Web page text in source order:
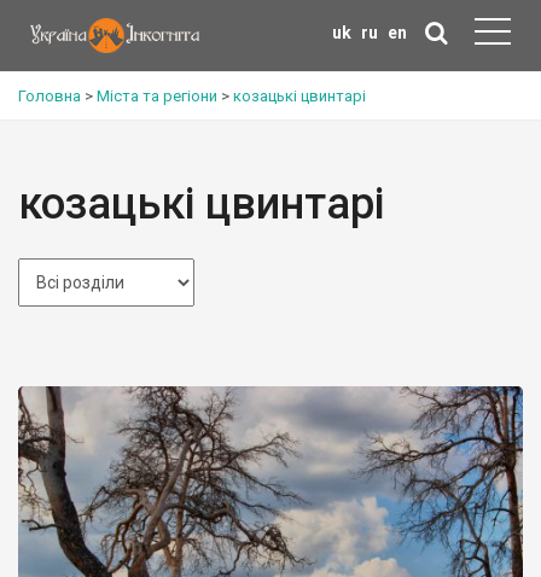
uk ru en
Головна > Міста та регіони > козацькі цвинтарі
козацькі цвинтарі